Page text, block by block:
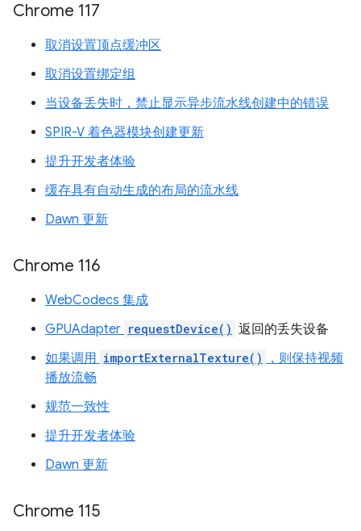
Chrome 117
取消设置顶点缓冲区
取消设置绑定组
当设备丢失时，禁止显示异步流水线创建中的错误
SPIR-V 着色器模块创建更新
提升开发者体验
缓存具有自动生成的布局的流水线
Dawn 更新
Chrome 116
WebCodecs 集成
GPUAdapter requestDevice() 返回的丢失设备
如果调用 importExternalTexture()
，则保持视频
播放流畅
规范一致性
提升开发者体验
Dawn 更新
Chrome 115